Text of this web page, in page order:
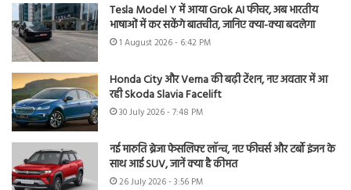
Tesla Model Y में आया Grok AI फीचर, अब भारतीय
भाषाओं में कर सकेंगे बातचीत, जानिए क्या-क्या बदलेगा
1 August 2026 - 6:42 PM
Honda City और Verna की बढ़ी टेंशन, नए अवतार में आ
रही Skoda Slavia Facelift
30 July 2026 - 7:48 PM
नई मारुति ब्रेजा फेसलिफ्ट लॉन्च, नए फीचर्स और टर्बो इंजन के
साथ आई SUV, जानें क्या है कीमत
26 July 2026 - 3:56 PM